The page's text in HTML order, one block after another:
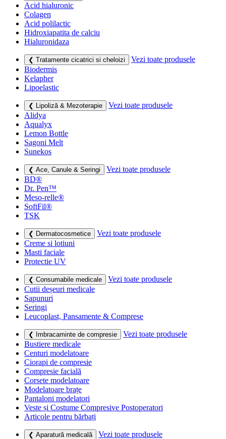
Acid hialuronic
Colagen
Acid polilactic
Hidroxiapatita de calciu
Hialuronidaza
❮ Tratamente cicatrici si cheloizi
Vezi toate produsele
Biodermis
Kelapher
Lipoelastic
❮ Lipoliză & Mezoterapie
Vezi toate produsele
Alidya
Aqualyx
Lemon Bottle
Sagoni Melt
Sunekos
❮ Ace, Canule & Seringi
Vezi toate produsele
BD®
Dr. Pen™
Meso-relle®
SoftFil®
TSK
❮ Dermatocosmetice
Vezi toate produsele
Creme si lotiuni
Masti faciale
Protectie UV
❮ Consumabile medicale
Vezi toate produsele
Cutii deșeuri medicale
Sapunuri
Seringi
Leucoplast, Pansamente & Comprese
❮ Imbracaminte de compresie
Vezi toate produsele
Bustiere medicale
Centuri modelatoare
Ciorapi de compresie
Compresie facială
Corsete modelatoare
Modelatoare brațe
Pantaloni modelatori
Veste și Costume Compresive Postoperatori
Articole pentru bărbați
❮ Aparatură medicală
Vezi toate produsele